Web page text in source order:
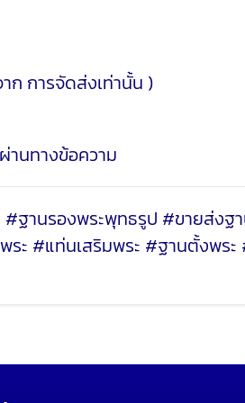
ก การจัดส่งเท่านั้น )
านทางข้อความ
ฐานรองพระพุทธรูป #ขายส่ง
ะ #แท่นเสริมพระ #ฐานตั้งพร